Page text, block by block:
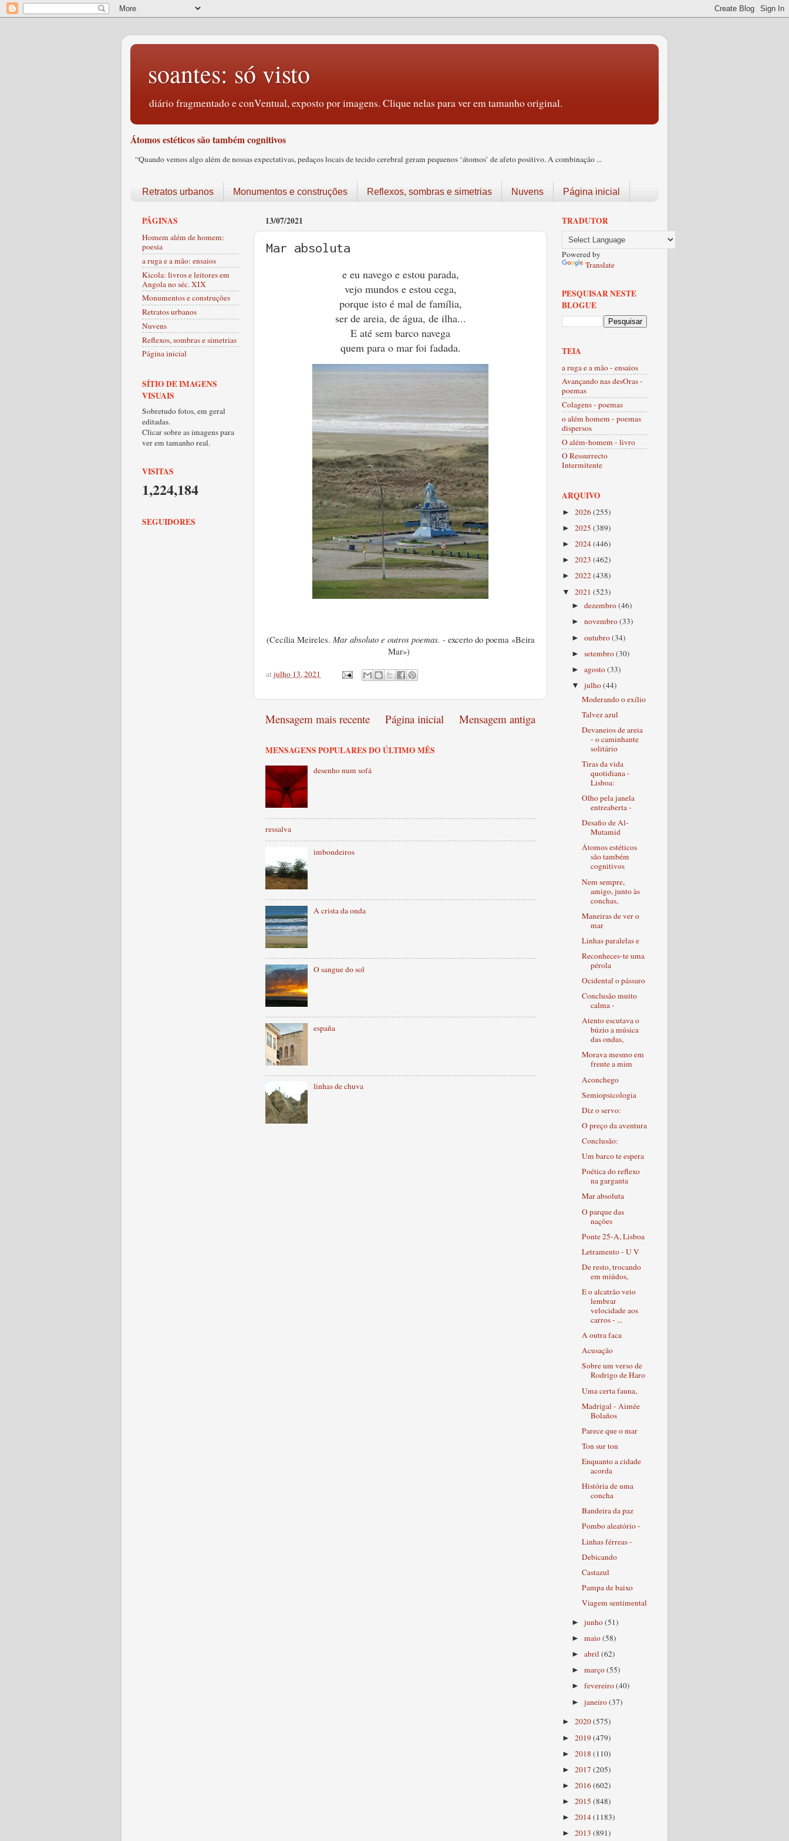
soantes: só visto
diário fragmentado e conVentual, exposto por imagens. Clique nelas para ver em tamanho original.
Átomos estéticos são também cognitivos
“Quando vemos algo além de nossas expectativas, pedaços locais de tecido cerebral geram pequenos ‘átomos’ de afeto positivo. A combinação ...
Retratos urbanos Monumentos e construções Reflexos, sombras e simetrias Nuvens Página inicial
13/07/2021
Mar absoluta
e eu navego e estou parada,
vejo mundos e estou cega,
porque isto é mal de família,
ser de areia, de água, de ilha...
E até sem barco navega
quem para o mar foi fadada.
(Cecília Meireles. Mar absoluto e outros poemas. - excerto do poema «Beira
Mar»)
atjulho 13, 2021
Mensagem mais recente Mensagem antiga
Página inicial
MENSAGENS POPULARES DO ÚLTIMO MÊS
desenho num sofá
ressalva
imbondeiros
A crista da onda
O sangue do sol
españa
linhas de chuva
PÁGINAS
Homem além de homem:
poesia
a ruga e a mão: ensaios
Kicola: livros e leitores em
Angola no séc. XIX
Monumentos e construções
Retratos urbanos
Nuvens
Reflexos, sombras e simetrias
Página inicial
SÍTIO DE IMAGENS
VISUAIS
Sobretudo fotos, em geral
editadas.
Clicar sobre as imagens para
ver em tamanho real.
VISITAS
1,224,184
SEGUIDORES
TRADUTOR
Powered by
Translate
PESQUISAR NESTE
BLOGUE
TEIA
a ruga e a mão - ensaios
Avançando nas desOras -
poemas
Colagens - poemas
o além homem - poemas
dispersos
O além-homem - livro
O Ressurrecto
Intermitente
ARQUIVO
► 2026(255)
► 2025 (389)
► 2024(446)
► 2023 (462)
► 2022(438)
▼ 2021 (523)
►dezembro(46)
►novembro(33)
►outubro(34)
►setembro(30)
►agosto(33)
▼julho(44)
Moderando o exílio
Talvez azul
Devaneios de areia
- o caminhante
solitário
Tiras da vida
quotidiana -
Lisboa:
Olho pela janela
entreaberta -
Desafio de Al-
Mutamid
Átomos estéticos
são também
cognitivos
Nem sempre,
amigo, junto às
conchas,
Maneiras de ver o
mar
Linhas paralelas e
Reconheces-te uma
pérola
Ocidental o pássaro
Conclusão muito
calma -
Atento escutava o
búzio a música
das ondas,
Morava mesmo em
frente a mim
Aconchego
Semiopsicologia
Diz o servo:
O preço da aventura
Conclusão:
Um barco te espera
Poética do reflexo
na garganta
Mar absoluta
O parque das
nações
Ponte 25-A, Lisboa
Letramento - U V
De resto, trocando
em miúdos,
E o alcatrão veio
lembrar
velocidade aos
carros - ...
A outra faca
Acusação
Sobre um verso de
Rodrigo de Haro
Uma certa fauna,
Madrigal - Aimée
Bolaños
Parece que o mar
Ton sur ton
Enquanto a cidade
acorda
História de uma
concha
Bandeira da paz
Pombo aleatório -
Linhas férreas -
Debicando
Castazul
Pampa de baixo
Viagem sentimental
►junho(51)
►maio(58)
►abril(62)
►março(55)
►fevereiro(40)
►janeiro(37)
► 2020(575)
► 2019(479)
► 2018 (110)
► 2017 (205)
► 2016(602)
► 2015 (848)
► 2014(1183)
► 2013 (891)